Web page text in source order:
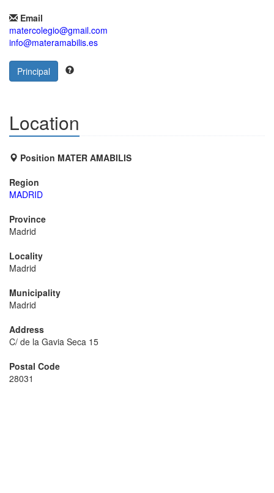
Email
matercolegio@gmail.com
info@materamabilis.es
Principal
Location
Position MATER AMABILIS
Region
MADRID
Province
Madrid
Locality
Madrid
Municipality
Madrid
Address
C/ de la Gavia Seca 15
Postal Code
28031